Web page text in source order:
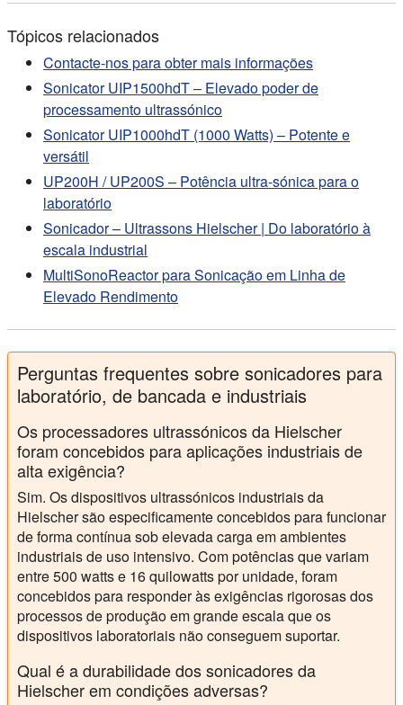
Tópicos relacionados
Contacte-nos para obter mais informações
Sonicator UIP1500hdT – Elevado poder de
processamento ultrassónico
Sonicator UIP1000hdT (1000 Watts) – Potente e
versátil
UP200H / UP200S – Potência ultra-sónica para o
laboratório
Sonicador – Ultrassons Hielscher | Do laboratório à
escala industrial
MultiSonoReactor para Sonicação em Linha de
Elevado Rendimento
Perguntas frequentes sobre sonicadores para
laboratório, de bancada e industriais
Os processadores ultrassónicos da Hielscher
foram concebidos para aplicações industriais de
alta exigência?
Sim. Os dispositivos ultrassónicos industriais da
Hielscher são especificamente concebidos para funcionar
de forma contínua sob elevada carga em ambientes
industriais de uso intensivo. Com potências que variam
entre 500 watts e 16 quilowatts por unidade, foram
concebidos para responder às exigências rigorosas dos
processos de produção em grande escala que os
dispositivos laboratoriais não conseguem suportar.
Qual é a durabilidade dos sonicadores da
Hielscher em condições adversas?